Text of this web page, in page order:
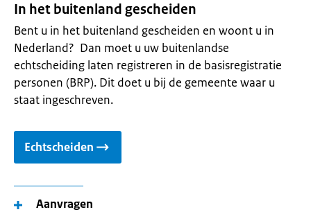
In het buitenland gescheiden
Bent u in het buitenland gescheiden en woont u in
Nederland? Dan moet u uw buitenlandse
echtscheiding laten registreren in de basisregistratie
personen (BRP). Dit doet u bij de gemeente waar u
staat ingeschreven.
Echtscheiden
Aanvragen